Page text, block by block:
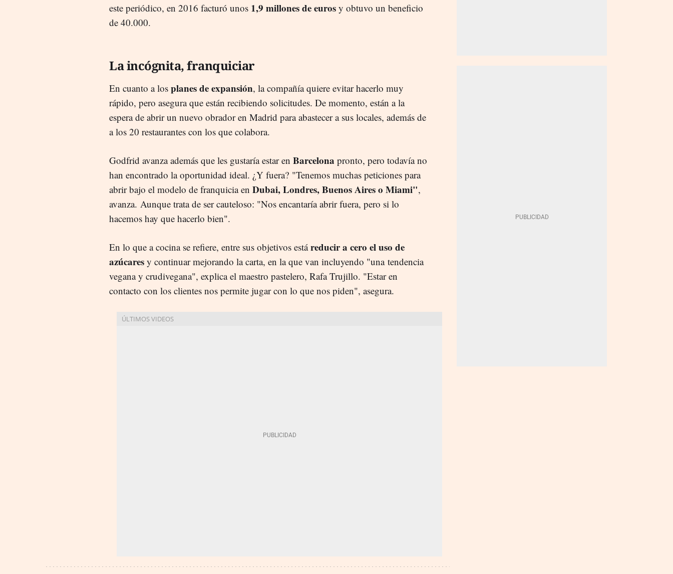
este periódico, en 2016 facturó unos 1,9 millones de euros y obtuvo un beneficio
de 40.000.
La incógnita, franquiciar
En cuanto a los planes de expansión, la compañía quiere evitar hacerlo muy
rápido, pero asegura que están recibiendo solicitudes. De momento, están a la
espera de abrir un nuevo obrador en Madrid para abastecer a sus locales, además de
a los 20 restaurantes con los que colabora.
Godfrid avanza además que les gustaría estar en Barcelona pronto, pero todavía no
han encontrado la oportunidad ideal. ¿Y fuera? "Tenemos muchas peticiones para
abrir bajo el modelo de franquicia en Dubai, Londres, Buenos Aires o Miami",
avanza. Aunque trata de ser cauteloso: "Nos encantaría abrir fuera, pero si lo
hacemos hay que hacerlo bien".
En lo que a cocina se refiere, entre sus objetivos estáreducir a cero el uso de
azúcares y continuar mejorando la carta, en la que van incluyendo "una tendencia
vegana y crudivegana", explica el maestro pastelero, Rafa Trujillo. "Estar en
contacto con los clientes nos permite jugar con lo que nos piden", asegura.